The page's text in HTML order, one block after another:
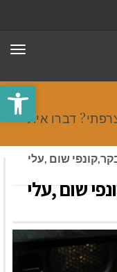
פתח
דברו איתי
שום ,עלי
שום ,עלי